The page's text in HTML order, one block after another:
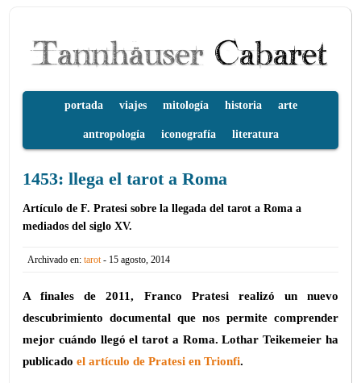
portada viajes mitología historia arte
antropología iconografía literatura
1453: llega el tarot a Roma
Artículo de F. Pratesi sobre la llegada del tarot a Roma a
mediados del siglo XV.
Archivado en:tarot- 15 agosto, 2014
A finales de 2011,
Franco Pratesi realizó un nuevo
descubrimiento documental que nos permite comprender
mejor cuándo llegó el tarot a Roma. Lothar Teikemeier ha
publicadoel artículo de Pratesi en Trionfi.